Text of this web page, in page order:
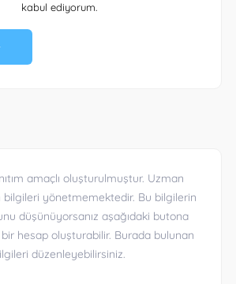
kabul ediyorum.
amaçlı oluşturulmuştur. Uzman
bilgileri yönetmemektedir. Bu bilgilerin
düşünüyorsanız aşağıdaki butona
hesap oluşturabilir. Burada bulunan
düzenleyebilirsiniz.